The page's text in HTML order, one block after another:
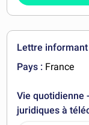
Lettre
Pays : France
Vie quotidienne
juridiques à